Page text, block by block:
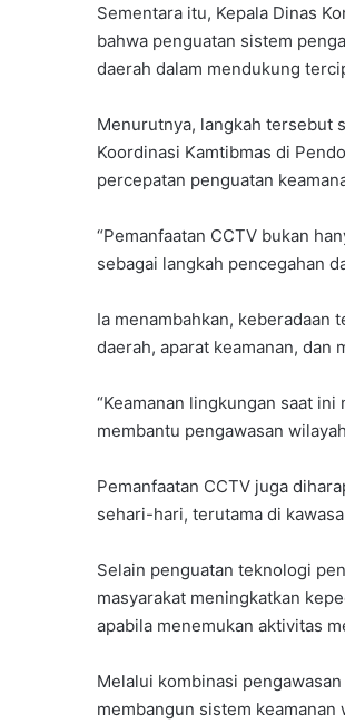
Sementara itu, Kepala Dinas
bahwa penguatan sistem
daerah dalam mendukung
Menurutnya, langkah tersebut
Koordinasi Kamtibmas di
percepatan penguatan
“Pemanfaatan CCTV bukan
sebagai langkah pencegahan
Ia menambahkan, keberadaan
daerah, aparat keamanan, dan
“Keamanan lingkungan saat
membantu pengawasan
Pemanfaatan CCTV juga
sehari-hari, terutama di
Selain penguatan teknologi
masyarakat meningkatkan
apabila menemukan aktivitas
Melalui kombinasi
membangun sistem